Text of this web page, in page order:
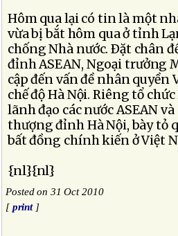
Hôm qua lại có tin là một
vừa bị bắt hôm qua ở tỉnh
chống Nhà nước. Ðặt chân
đỉnh ASEAN, Ngoại trưởng
cập đến vấn đề nhân quyền
chế độ Hà Nội. Riêng tổ
lãnh đạo các nước ASEAN
thượng đỉnh Hà Nội, bày tỏ
bất đồng chính kiến ở Việt
{nl}{nl}
Posted on 31 Oct 2010
[print]